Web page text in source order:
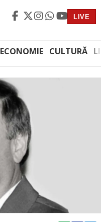
LIVE
ECONOMIE CULTURĂ